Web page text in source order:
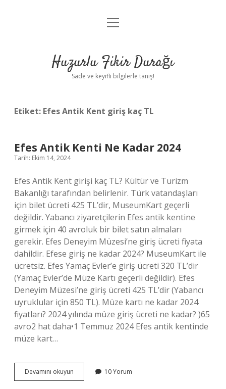
Anasayfa
Yasal Uyarı
menüyü
Huzurlu Fikir Durağı
Sade ve keyifli bilgilerle tanış!
Etiket: Efes Antik Kent giriş kaç TL
Efes Antik Kenti Ne Kadar 2024
Tarih: Ekim 14, 2024
Efes Antik Kent girişi kaç TL? Kültür ve Turizm
Bakanlığı tarafından belirlenir. Türk vatandaşları
için bilet ücreti 425 TL’dir, MuseumKart geçerli
değildir. Yabancı ziyaretçilerin Efes antik kentine
girmek için 40 avroluk bir bilet satın almaları
gerekir. Efes Deneyim Müzesi’ne giriş ücreti fiyata
dahildir. Efese giriş ne kadar 2024? MuseumKart ile
ücretsiz. Efes Yamaç Evler’e giriş ücreti 320 TL’dir
(Yamaç Evler’de Müze Kartı geçerli değildir). Efes
Deneyim Müzesi’ne giriş ücreti 425 TL’dir (Yabancı
uyruklular için 850 TL). Müze kartı ne kadar 2024
fiyatları? 2024 yılında müze giriş ücreti ne kadar? )65
avro2 hat daha•1 Temmuz 2024 Efes antik kentinde
müze kart…
Devamını okuyun
Antik
10 Yorum